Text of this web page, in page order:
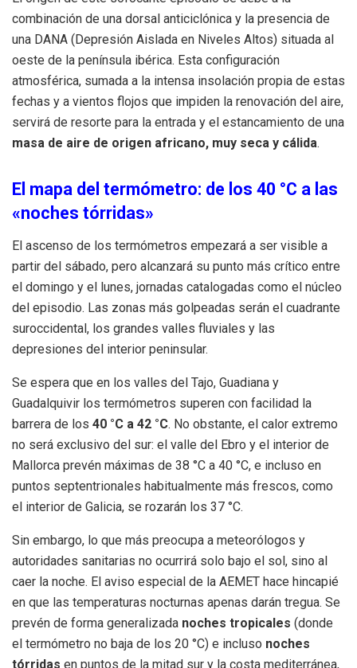
combinación de una dorsal anticiclónica y la presencia de
una DANA (Depresión Aislada en Niveles Altos) situada al
oeste de la península ibérica. Esta configuración
atmosférica, sumada a la intensa insolación propia de estas
fechas y a vientos flojos que impiden la renovación del aire,
servirá de resorte para la entrada y el estancamiento de una
masa de aire de origen africano, muy seca y cálida.
El mapa del termómetro: de los 40 °C a las
«noches tórridas»
El ascenso de los termómetros empezará a ser visible a
partir del sábado, pero alcanzará su punto más crítico entre
el domingo y el lunes, jornadas catalogadas como el núcleo
del episodio. Las zonas más golpeadas serán el cuadrante
suroccidental, los grandes valles fluviales y las
depresiones del interior peninsular.
Se espera que en los valles del Tajo, Guadiana y
Guadalquivir los termómetros superen con facilidad la
barrera de los 40 °C a 42 °C. No obstante, el calor extremo
no será exclusivo del sur: el valle del Ebro y el interior de
Mallorca prevén máximas de 38 °C a 40 °C, e incluso en
puntos septentrionales habitualmente más frescos, como
el interior de Galicia, se rozarán los 37 °C.
Sin embargo, lo que más preocupa a meteorólogos y
autoridades sanitarias no ocurrirá solo bajo el sol, sino al
caer la noche. El aviso especial de la AEMET hace hincapié
en que las temperaturas nocturnas apenas darán tregua. Se
prevén de forma generalizada noches tropicales (donde
el termómetro no baja de los 20 °C) e incluso noches
tórridas en puntos de la mitad sur y la costa mediterránea,